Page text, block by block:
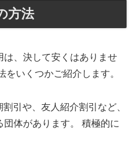
方法
は、決して安くはありませ
をいくつかご紹介します。
割引や、友人紹介割引など、
体があります。 積極的に